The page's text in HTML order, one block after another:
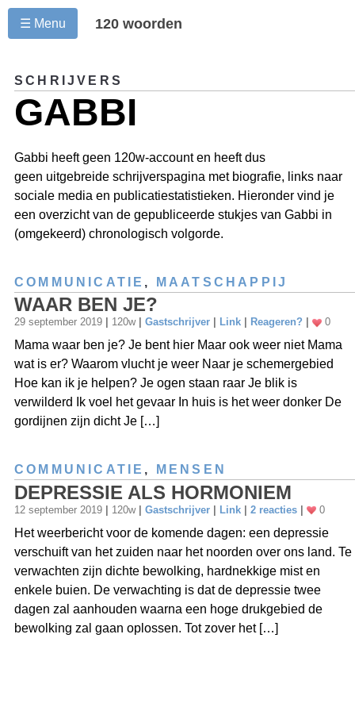
☰ Menu 120 woorden
SCHRIJVERS
GABBI
Gabbi heeft geen 120w-account en heeft dus
geen uitgebreide schrijverspagina met biografie, links naar
sociale media en publicatiestatistieken. Hieronder vind je
een overzicht van de gepubliceerde stukjes van Gabbi in
(omgekeerd) chronologisch volgorde.
COMMUNICATIE , MAATSCHAPPIJ
WAAR BEN JE?
29 september 2019 120w Gastschrijver Link Reageren? 0
Mama waar ben je? Je bent hier Maar ook weer niet Mama
wat is er? Waarom vlucht je weer Naar je schemergebied
Hoe kan ik je helpen? Je ogen staan raar Je blik is
verwilderd Ik voel het gevaar In huis is het weer donker De
gordijnen zijn dicht Je […]
COMMUNICATIE , MENSEN
DEPRESSIE ALS HORMONIEM
12 september 2019 | 120w | Gastschrijver | Link | 2 reacties | 0
Het weerbericht voor de komende dagen: een depressie
verschuift van het zuiden naar het noorden over ons land. Te
verwachten zijn dichte bewolking, hardnekkige mist en
enkele buien. De verwachting is dat de depressie twee
dagen zal aanhouden waarna een hoge drukgebied de
bewolking zal gaan oplossen. Tot zover het […]